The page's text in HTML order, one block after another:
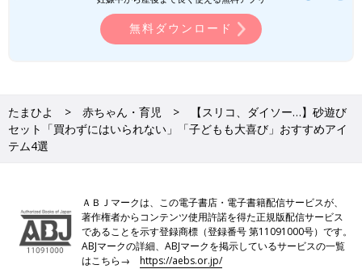
無料ダウンロード
たまひよ 赤ちゃん・育児
【スリコ、ダイソー…】砂遊び
セット「買わずにはいられない」「子どもも大喜び」おすすめアイ
テム4選
ＡＢＪマークは、この電子書店・電子書籍配信サービスが、
著作権者からコンテンツ使用許諾を得た正規版配信サービス
であることを示す登録商標（登録番号 第11091000号）です。
ABJマークの詳細、ABJマークを掲示しているサービスの一覧
はこちら→https://aebs.or.jp/